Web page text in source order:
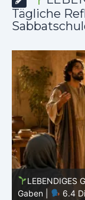
Tägliche
LEBENDIGES
Gaben |
6.3